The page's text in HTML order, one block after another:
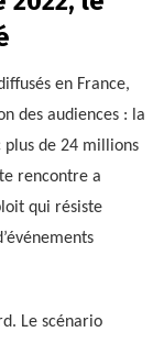
en France,
des audiences : la
plus de 24 millions
rencontre a
qui résiste
Le scénario